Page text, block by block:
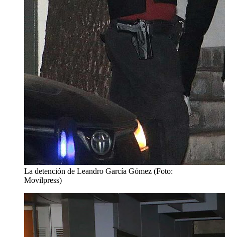
La detención de Leandro García Gómez (Foto:
Movilpress)